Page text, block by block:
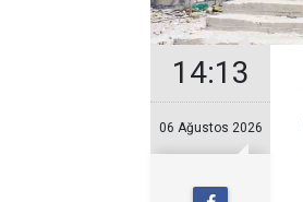
14:13
06 Ağustos 2026